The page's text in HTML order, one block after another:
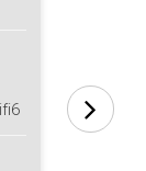
Miễn
thiết bị